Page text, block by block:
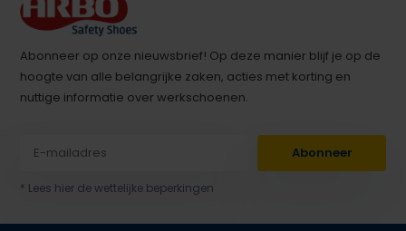
Abonneer op onze nieuwsbrief! Op deze manier blijf je op de
hoogte van alle belangrijke zaken, acties met korting en
nuttige informatie over werkschoenen.
Abonneer
* Lees hier de wettelijke beperkingen